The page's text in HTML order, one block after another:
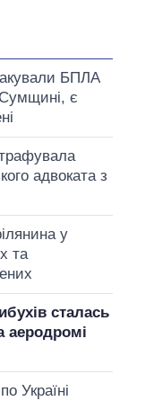
БПЛА
є
адвоката з
у
та
сталась
аеродромі
Україні